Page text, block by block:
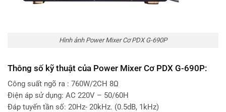
Hình ảnh Power Mixer Cơ PDX G-690P
Thông số kỹ thuật của Power Mixer Cơ PDX G-690P:
Công suất ngõ ra : 760W/2CH 8Ω
Điện áp sử dụng: AC 220V – 50/60H
Đáp tuyến tần số: 20Hz- 20kHz. (0.5dB, 1kHz)